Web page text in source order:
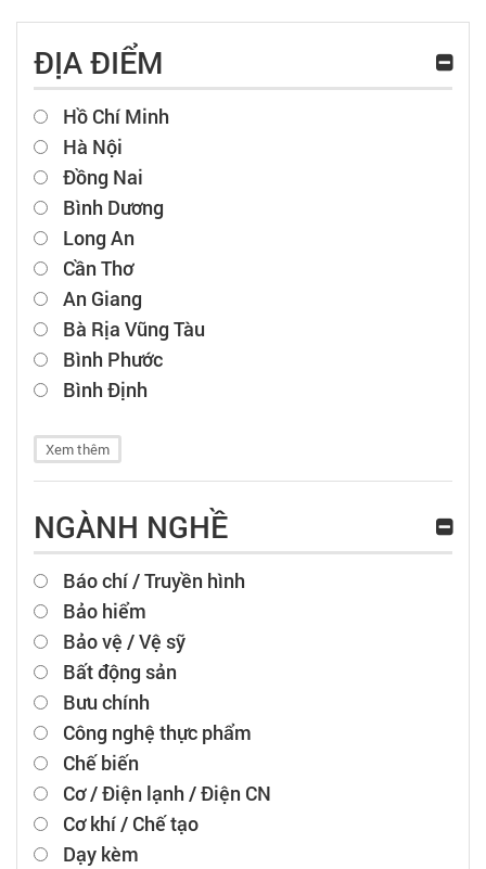
ĐỊA ĐIỂM
Hồ Chí Minh
Hà Nội
Đồng Nai
Bình Dương
Long An
Cần Thơ
An Giang
Bà Rịa Vũng Tàu
Bình Phước
Bình Định
Xem thêm
NGÀNH NGHỀ
Báo chí / Truyền hình
Bảo hiểm
Bảo vệ / Vệ sỹ
Bất động sản
Bưu chính
Công nghệ thực phẩm
Chế biến
Cơ / Điện lạnh / Điện CN
Cơ khí / Chế tạo
Dạy kèm